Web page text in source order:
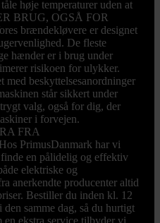
høje temperaturer uden at
BRUG, OGSÅ FOR
brændekløvere er designet
De fleste
hænder er i brug under
risikoen for ulykker.
med beskyttelsesanordninger
står sikkert under
valg, også for dig, der
i forvejen.
FRA
PrimusDanmark har vi
en pålidelig og effektiv
elektriske og
anerkendte producenter altid
Bestiller du inden kl. 12
den samme dag, så du hurtigt